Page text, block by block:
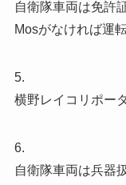
自衛隊車両は免許
Mosがなければ運
5.
横野レイコリポー
6.
自衛隊車両は兵器